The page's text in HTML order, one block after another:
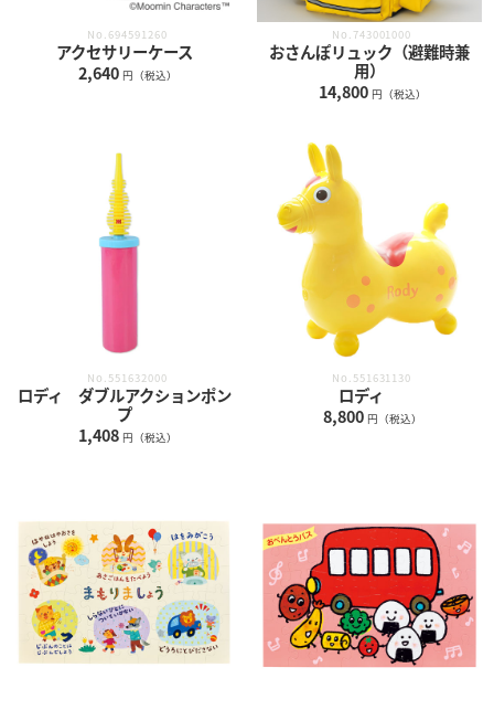
No.694591260
アクセサリーケース
2,640 円（税込）
No.743001000
おさんぽリュック（避難時兼
用）
14,800 円（税込）
No.551632000
ロディ ダブルアクションポン
プ
1,408 円（税込）
No.551631130
ロディ
8,800 円（税込）